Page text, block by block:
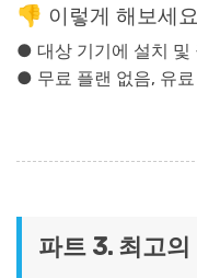
👎 이렇게 해보세
● 대상 기기에 설치 및
● 무료 플랜 없음, 유
파트 3. 최고